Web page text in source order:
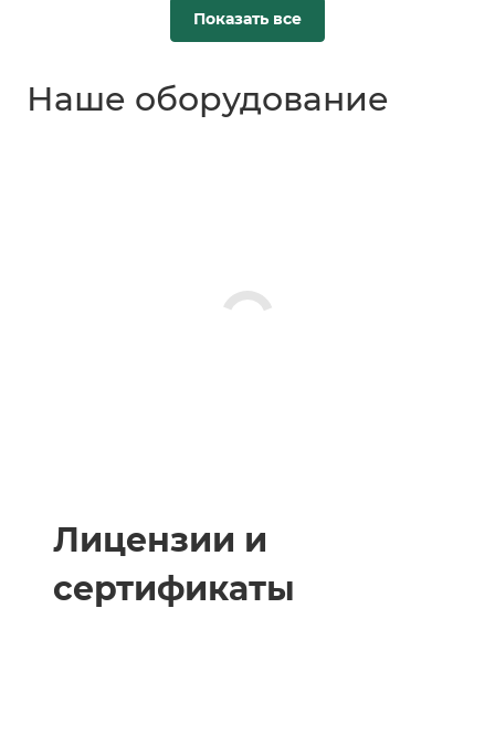
Показать все
Наше оборудование
Лицензии и
сертификаты